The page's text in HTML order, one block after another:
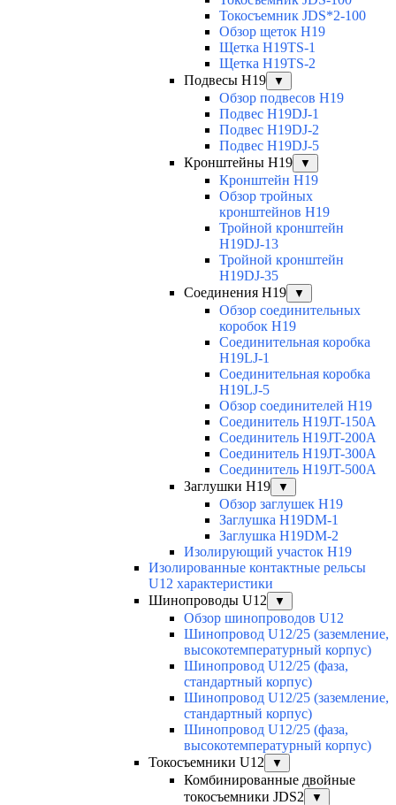
Токосъемник JDS*2-100
Обзор щеток H19
Щетка H19TS-1
Щетка H19TS-2
Подвесы H19
▼
Обзор подвесов H19
Подвес H19DJ-1
Подвес H19DJ-2
Подвес H19DJ-5
Кронштейны H19
▼
Кронштейн H19
Обзор тройных
кронштейнов H19
Тройной кронштейн
H19DJ-13
Тройной кронштейн
H19DJ-35
Соединения H19
▼
Обзор соединительных
коробок H19
Соединительная коробка
H19LJ-1
Соединительная коробка
H19LJ-5
Обзор соединителей H19
Соединитель H19JT-150A
Соединитель H19JT-200A
Соединитель H19JT-300A
Соединитель H19JT-500A
Заглушки H19
▼
Обзор заглушек H19
Заглушка H19DM-1
Заглушка H19DM-2
Изолирующий участок H19
Изолированные контактные рельсы
U12 характеристики
Шинопроводы U12
▼
Обзор шинопроводов U12
Шинопровод U12/25 (заземление,
высокотемпературный корпус)
Шинопровод U12/25 (фаза,
стандартный корпус)
Шинопровод U12/25 (заземление,
стандартный корпус)
Шинопровод U12/25 (фаза,
высокотемпературный корпус)
Токосъемники U12
▼
Комбинированные двойные
токосъемники JDS2
▼